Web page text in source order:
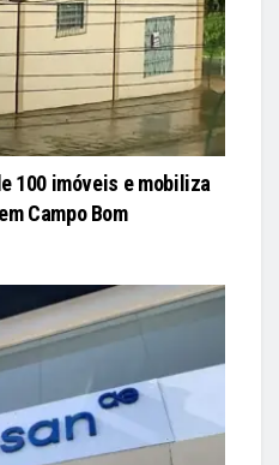
100 imóveis e mobiliza
Campo Bom